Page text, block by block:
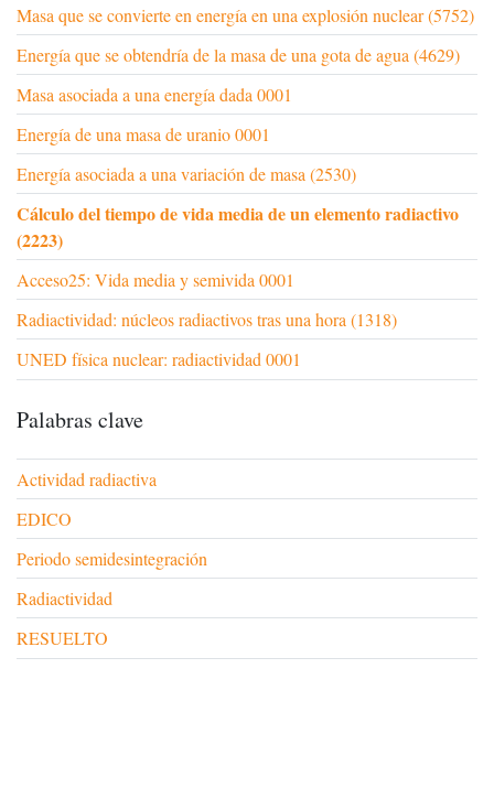
Masa que se convierte en energía en una explosión nuclear (5752)
Energía que se obtendría de la masa de una gota de agua (4629)
Masa asociada a una energía dada 0001
Energía de una masa de uranio 0001
Energía asociada a una variación de masa (2530)
Cálculo del tiempo de vida media de un elemento radiactivo
(2223)
Acceso25: Vida media y semivida 0001
Radiactividad: núcleos radiactivos tras una hora (1318)
UNED física nuclear: radiactividad 0001
Palabras clave
Actividad radiactiva
EDICO
Periodo semidesintegración
Radiactividad
RESUELTO